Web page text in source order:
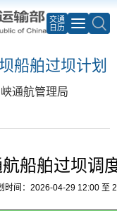
交通
日历
船舶过坝计划
通航管理局
航船舶过坝调
时间：2026-04-29 12:00 至